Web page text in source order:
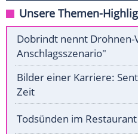
Unsere Themen-
Dobrindt nennt
Anschlagsszenario"
Bilder einer Karriere:
Zeit
Todsünden im Restaurant